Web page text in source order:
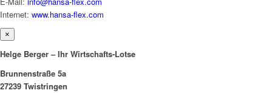
Internet: www.hansa-flex.com
×
Helge Berger – Ihr Wirtschafts-Lotse
Brunnenstraße 5a
27239 Twistringen